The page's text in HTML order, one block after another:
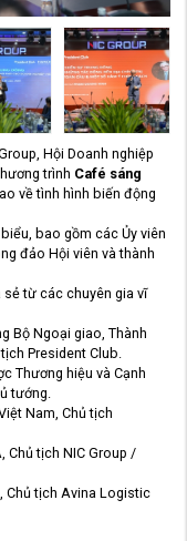
Hội Doanh nghiệp
trình Café sáng
về tình hình biến động
bao gồm các Ủy viên
đảo Hội viên và thành
từ các chuyên gia vĩ
Bộ Ngoại giao, Thành
President Club.
Thương hiệu và Cạnh
tướng.
Nam, Chủ tịch
Chủ tịch NIC Group /
Chủ tịch Avina Logistic